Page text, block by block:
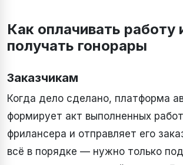
Как оплачивать работу
получать гонорары
Заказчикам
Когда дело сделано, платформа
формирует акт выполненных
фрилансера и отправляет его
всё в порядке — нужно только